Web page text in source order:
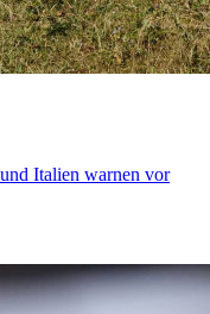
Italien warnen vor